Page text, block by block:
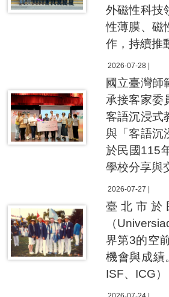
外磁性科技
性薄膜、磁
作，持續推
2026-07-28 |
國立臺灣師
承接客家委
客語沉浸式
與「客語沉
於民國115
學校分享與
2026-07-27 |
臺北市於
（
界第3的空
機會與成績
ISF、ICG